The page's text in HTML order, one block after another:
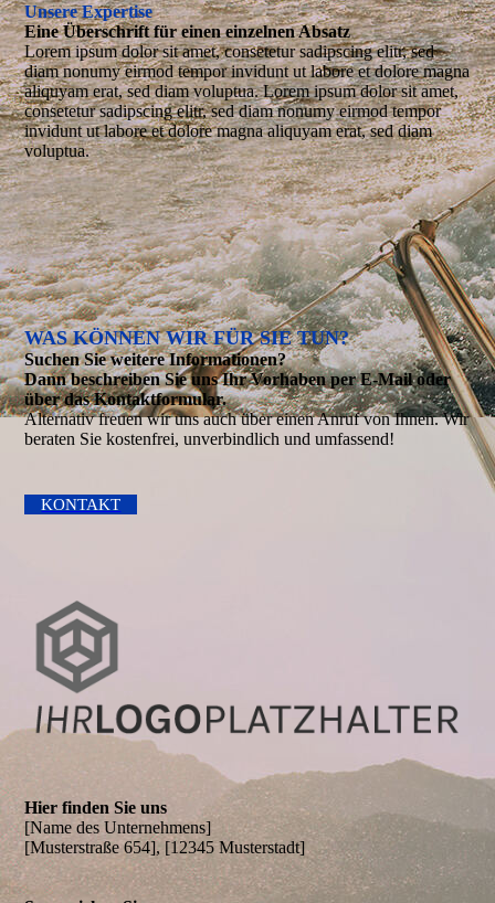
Unsere Expertise
Eine Überschrift für einen einzelnen Absatz
Lorem ipsum dolor sit amet, consetetur sadipscing elitr, sed
diam nonumy eirmod tempor invidunt ut labore et dolore magna
aliquyam erat, sed diam voluptua. Lorem ipsum dolor sit amet,
consetetur sadipscing elitr, sed diam nonumy eirmod tempor
invidunt ut labore et dolore magna aliquyam erat, sed diam
voluptua.
WAS KÖNNEN WIR FÜR SIE TUN?
Suchen Sie weitere Informationen?
Dann beschreiben Sie uns Ihr Vorhaben per E-Mail oder
über das Kontakt­formular.
Alternativ freuen wir uns auch über einen Anruf von Ihnen. Wir
beraten Sie kostenfrei, unverbindlich und umfassend!
KONTAKT
Hier finden Sie uns
[Name des Unter­neh­mens]
[Musterstraße 654], [12345 Musterstadt]